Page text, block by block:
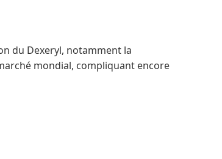
du Dexeryl, notamment la
mondial, compliquant encore